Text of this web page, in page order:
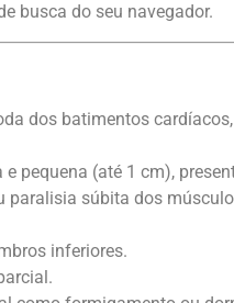
busca do seu navegador.
dos batimentos
pequena (até 1 cm),
paralisia súbita dos
inferiores.